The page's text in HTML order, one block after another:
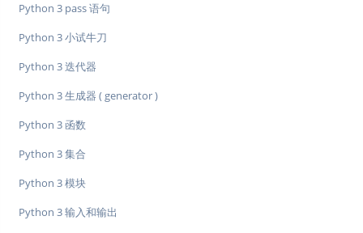
Python 3 pass 语句
Python 3 小试牛刀
Python 3 迭代器
Python 3 生成器 ( generator )
Python 3 函数
Python 3 集合
Python 3 模块
Python 3 输入和输出